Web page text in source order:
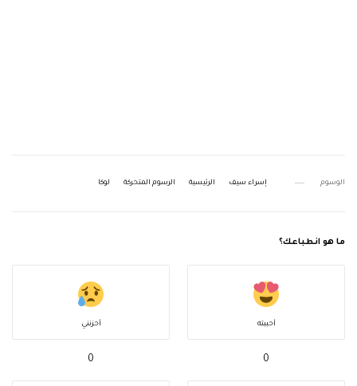
الوسوم إسراء سيف الرئيسية الرسوم المتحركة لوكا
ما هو انطباعك؟
أحببته
0
أحزنني
0